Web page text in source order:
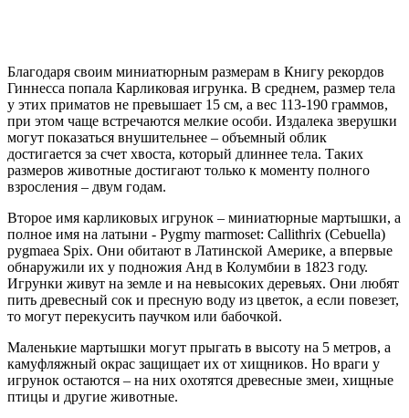
Благодаря своим миниатюрным размерам в Книгу рекордов
Гиннесса попала Карликовая игрунка. В среднем, размер тела
у этих приматов не превышает 15 см, а вес 113-190 граммов,
при этом чаще встречаются мелкие особи. Издалека зверушки
могут показаться внушительнее – объемный облик
достигается за счет хвоста, который длиннее тела. Таких
размеров животные достигают только к моменту полного
взросления – двум годам.
Второе имя карликовых игрунок – миниатюрные мартышки, а
полное имя на латыни - Pygmy marmoset: Callithrix (Cebuella)
pygmaea Spix. Они обитают в Латинской Америке, а впервые
обнаружили их у подножия Анд в Колумбии в 1823 году.
Игрунки живут на земле и на невысоких деревьях. Они любят
пить древесный сок и пресную воду из цветок, а если повезет,
то могут перекусить паучком или бабочкой.
Маленькие мартышки могут прыгать в высоту на 5 метров, а
камуфляжный окрас защищает их от хищников. Но враги у
игрунок остаются – на них охотятся древесные змеи, хищные
птицы и другие животные.